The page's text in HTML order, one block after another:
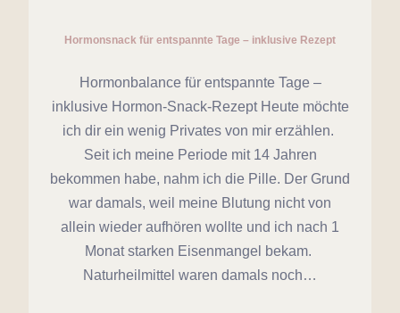
Hormonsnack für entspannte Tage – inklusive Rezept
Hormonbalance für entspannte Tage –
inklusive Hormon-Snack-Rezept Heute möchte
ich dir ein wenig Privates von mir erzählen.
Seit ich meine Periode mit 14 Jahren
bekommen habe, nahm ich die Pille. Der Grund
war damals, weil meine Blutung nicht von
allein wieder aufhören wollte und ich nach 1
Monat starken Eisenmangel bekam.
Naturheilmittel waren damals noch…